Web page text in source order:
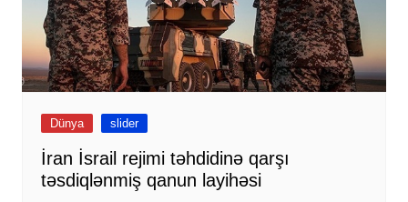
Dünya slider
İran İsrail rejimi təhdidinə qarşı
təsdiqlənmiş qanun layihəsi